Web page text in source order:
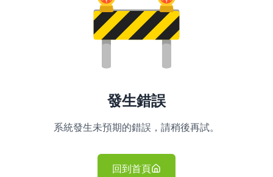
發生錯誤
系統發生未預期的錯誤，請稍後再試。
回到首頁